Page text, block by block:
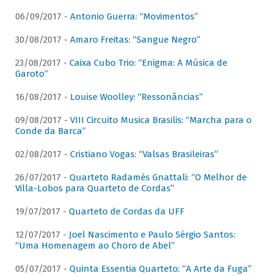
06/09/2017 - Antonio Guerra: “Movimentos”
30/08/2017 - Amaro Freitas: “Sangue Negro”
23/08/2017 - Caixa Cubo Trio: “Enigma: A Música de
Garoto”
16/08/2017 - Louise Woolley: “Ressonâncias”
09/08/2017 - VIII Circuito Musica Brasilis: “Marcha para o
Conde da Barca”
02/08/2017 - Cristiano Vogas: “Valsas Brasileiras”
26/07/2017 - Quarteto Radamés Gnattali: “O Melhor de
Villa-Lobos para Quarteto de Cordas”
19/07/2017 - Quarteto de Cordas da UFF
12/07/2017 - Joel Nascimento e Paulo Sérgio Santos:
“Uma Homenagem ao Choro de Abel”
05/07/2017 - Quinta Essentia Quarteto: “A Arte da Fuga”